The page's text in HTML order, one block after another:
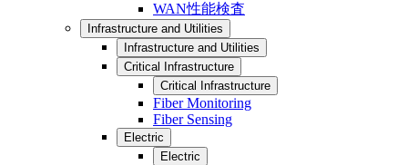
WAN性能検査
Infrastructure and Utilities
Infrastructure and Utilities
Critical Infrastructure
Critical Infrastructure
Fiber Monitoring
Fiber Sensing
Electric
Electric